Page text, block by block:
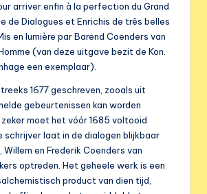
arriver enfin à la perfection du Grand
de Dialogues et Enrichis de três belles
en lumière par Barend Coenders van
(van deze uitgave bezit de Kon.
een exemplaar).
1677 geschreven, zooals uit
gebeurtenissen kan worden
moet het vóór 1685 voltooid
schrijver laat in de dialogen blijkbaar
Willem en Frederik Coenders van
optreden. Het geheele werk is een
product van dien tijd,